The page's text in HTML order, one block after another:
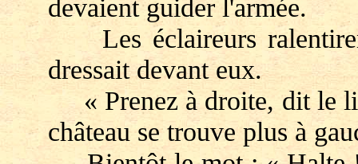
devaient guider l'armée.
Les éclaireurs
dressait devant eux.
« Prenez à droite, dit le
château se trouve plus à